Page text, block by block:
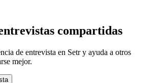
compartidas
de entrevista en Setry ayuda a otros
mejor.